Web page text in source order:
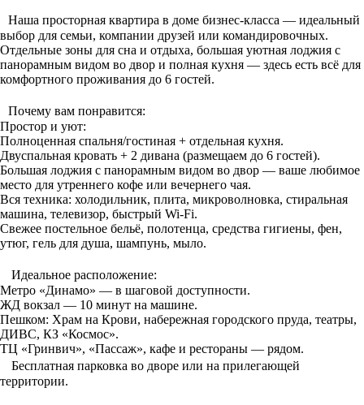
Наша просторная квартира в доме бизнес-класса — идеальный
выбор для семьи, компании друзей или командировочных.
Отдельные зоны для сна и отдыха, большая уютная лоджия с
панорамным видом во двор и полная кухня — здесь есть всё для
комфортного проживания до 6 гостей.
Почему вам понравится:
Простор и уют:
Полноценная спальня/гостиная + отдельная кухня.
Двуспальная кровать + 2 дивана (размещаем до 6 гостей).
Большая лоджия с панорамным видом во двор — ваше любимое
место для утреннего кофе или вечернего чая.
Вся техника: холодильник, плита, микроволновка, стиральная
машина, телевизор, быстрый Wi-Fi.
Свежее постельное бельё, полотенца, средства гигиены, фен,
утюг, гель для душа, шампунь, мыло.
Идеальное расположение:
Метро «Динамо» — в шаговой доступности.
ЖД вокзал — 10 минут на машине.
Пешком: Храм на Крови, набережная городского пруда, театры,
ДИВС, КЗ «Космос».
ТЦ «Гринвич», «Пассаж», кафе и рестораны — рядом.
Бесплатная парковка во дворе или на прилегающей
территории.